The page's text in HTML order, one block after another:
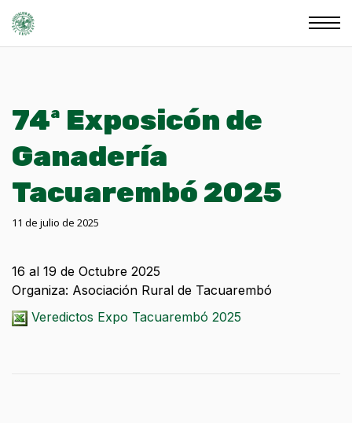
74ª Exposicón de
Ganadería
Tacuarembó 2025
11 de julio de 2025
16 al 19 de Octubre 2025
Organiza: Asociación Rural de Tacuarembó
Veredictos Expo Tacuarembó 2025